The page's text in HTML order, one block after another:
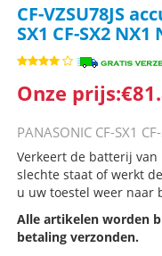
CF-VZSU78JS
SX1 CF-SX2
Onze
PANASONIC CF-SX1
Verkeert de batterij van
slechte staat of werkt
u uw toestel weer naar
Alle artikelen worden
betaling verzonden.